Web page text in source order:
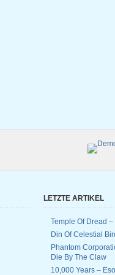
LETZTE ARTIKEL
Temple Of Dread
Din Of Celestial
Phantom
Die By The Claw
10,000 Years –